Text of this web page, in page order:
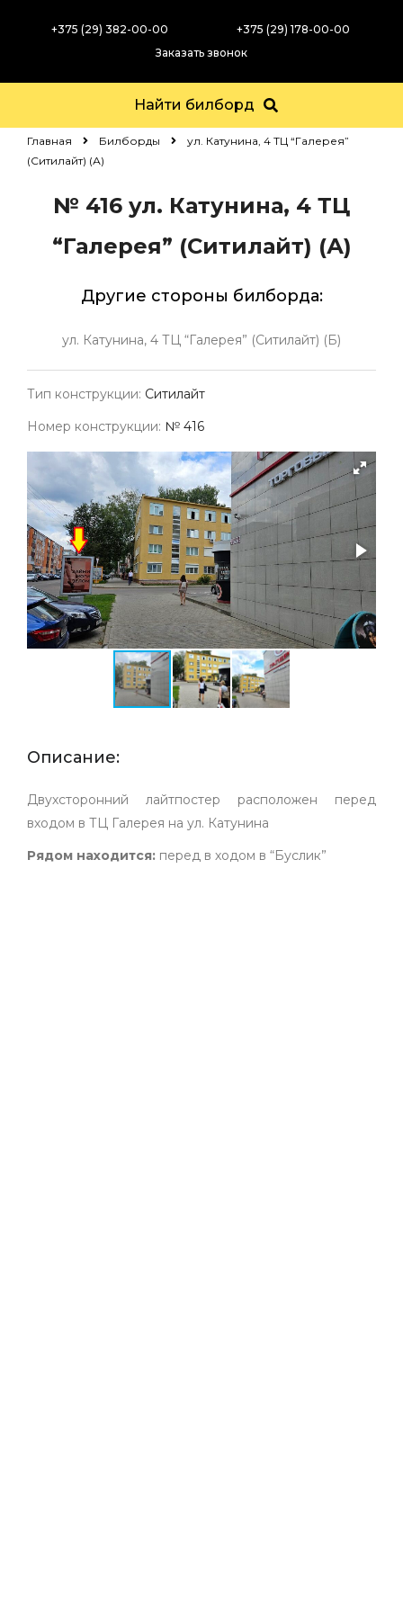
+375 (29) 382-00-00
+375 (29) 178-00-00
Заказать звонок
Найти билборд
Главная Билборды
ул. Катунина, 4 ТЦ “Галерея”
(Ситилайт) (А)
№ 416 ул. Катунина, 4 ТЦ
“Галерея” (Ситилайт) (А)
Другие стороны билборда:
ул. Катунина, 4 ТЦ “Галерея” (Ситилайт) (Б)
Тип конструкции: Ситилайт
Номер конструкции: № 416
Описание:
Двухсторонний лайтпостер расположен перед
входом в ТЦ Галерея на ул. Катунина
Рядом находится: перед в ходом в “Буслик”